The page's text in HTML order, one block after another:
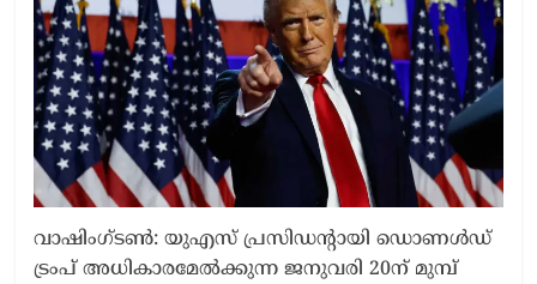
വാഷിംഗ്ടണ്‍: യുഎസ് പ്രസിഡന്‍റായി ഡൊണൾഡ്
ട്രംപ് അധികാരമേൽക്കുന്ന ജനുവരി 20ന്​ മുമ്പ്​